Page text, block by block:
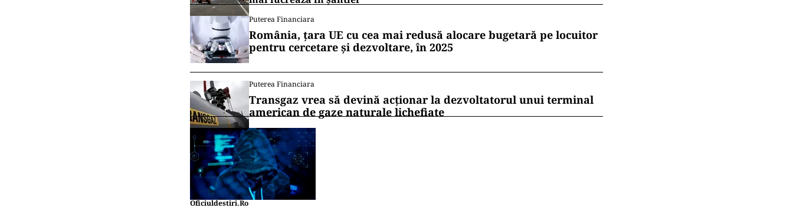
Puterea Financiara
România, țara UE cu cea mai redusă alocare bugetară pe locuitor
pentru cercetare și dezvoltare, în 2025
Puterea Financiara
Transgaz vrea să devină acționar la dezvoltatorul unui terminal
american de gaze naturale lichefiate
Oficiuldestiri.ro